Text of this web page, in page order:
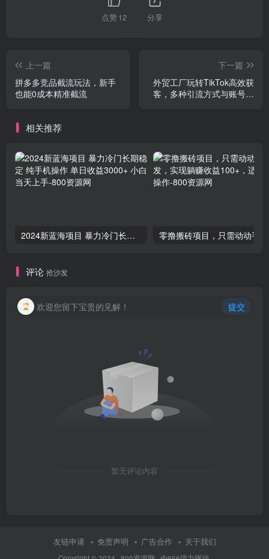
点赞12 分享
上一篇
拼多多竞品截流玩法，新手
也能0成本精准截流
下一篇
外贸工厂玩转TikTok高效获
客，多种引流方式与账号定
相关推荐
2024新蓝海项目 暴力冷门长期稳定 纯手机操作 单日收益3000+ 小白当天上手
评论 抢沙发
欢迎您留下宝贵的见解！ 提交
暂无评论内容
友链申请 免责声明 广告合作 关于我们